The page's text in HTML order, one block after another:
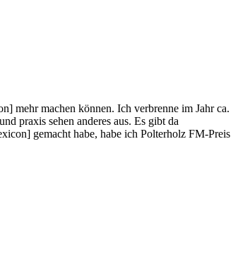
mehr machen können. Ich verbrenne im Jahr ca.
praxis sehen anderes aus. Es gibt da
gemacht habe, habe ich Polterholz FM-Preis